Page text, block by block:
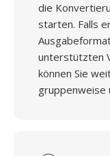
die
starten. Falls
unterstützten
können Sie
gruppenweise